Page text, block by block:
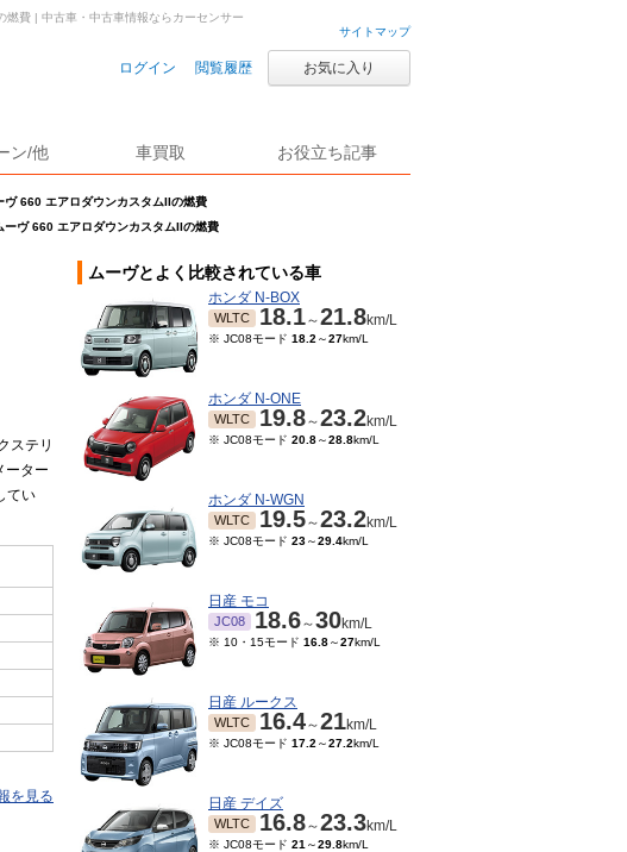
サイトマップ
ログイン 閲覧履歴 お気に入り
ン/他 車買取 お役立ち記事
ヴ 660 エアロダウンカスタムIIの燃費
ーヴ 660 エアロダウンカスタムIIの燃費
費 | 中古車・中古車情報ならカーセンサー
ステリ
ーター
てい
を見る
ムーヴとよく比較されている車
ホンダ N-BOX
WLTC 18.1～21.8km/L
※ JC08モード 18.2 ～27km/L
ホンダ N-ONE
WLTC 19.8～23.2km/L
※ JC08モード 20.8～28.8km/L
ホンダ N-WGN
WLTC 19.5～23.2km/L
※ JC08モード 23～29.4km/L
日産 モコ
JC08 18.6～30km/L
※ 10・15モード 16.8～27km/L
日産 ルークス
WLTC 16.4～21km/L
※ JC08モード 17.2 ～27.2km/L
日産 デイズ
WLTC 16.8～23.3km/L
※ JC08モード 21 ～29.8km/L